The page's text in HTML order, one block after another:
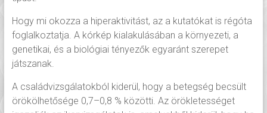
Hogy mi okozza a hiperaktivitást, az a kutatókat is régóta
foglalkoztatja. A kórkép kialakulásában a környezeti, a
genetikai, és a biológiai tényezők egyaránt szerepet
játszanak.
A családvizsgálatokból kiderül, hogy a betegség becsült
örökölhetősége 0,7–0,8 % közötti. Az örökletességet